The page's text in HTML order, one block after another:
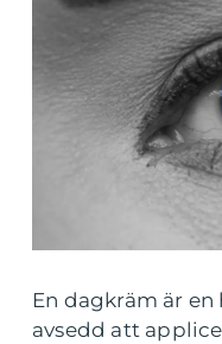
En dagkräm är
avsedd att